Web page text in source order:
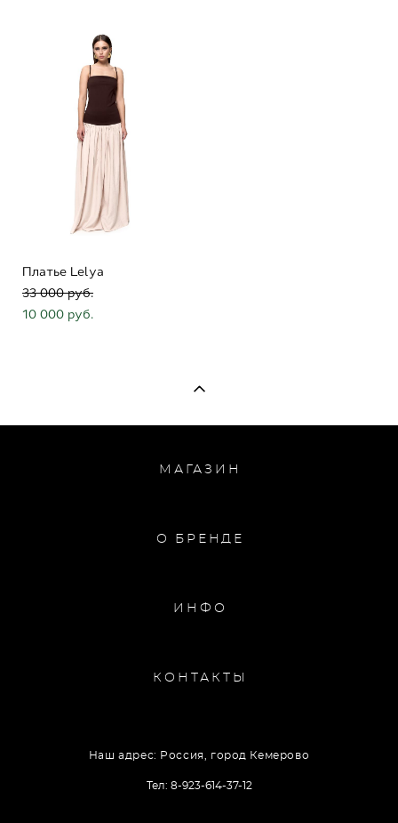
Платье Lelya
33 000 pуб.
10 000 pуб.
МАГАЗИН
О БРЕНДЕ
ИНФО
КОНТАКТЫ
Наш адрес: Россия, город Кемерово
Тел: 8-923-614-37-12